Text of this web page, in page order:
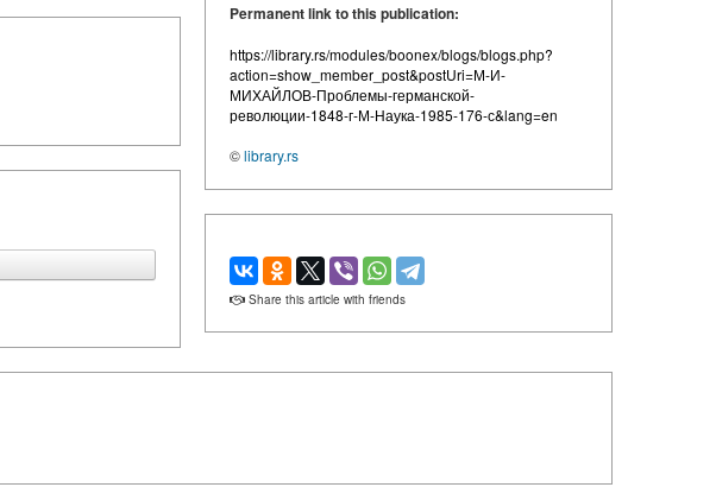
Permanent link to this publication:
https://library.rs/modules/boonex/blogs/blogs.php?
action=show_member_post&postUri=М-И-
МИХАЙЛОВ-Проблемы-германской-
революции-1848-г-М-Наука-1985-176-с&lang=en
©library.rs
Share this article with friends